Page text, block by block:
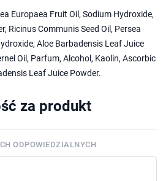
Europaea Fruit Oil, Sodium Hydroxide,
Ricinus Communis Seed Oil, Persea
Aloe Barbadensis Leaf Juice
Oil, Parfum, Alcohol, Kaolin, Ascorbic
Leaf Juice Powder.
za produkt
ODPOWIEDZIALNYCH